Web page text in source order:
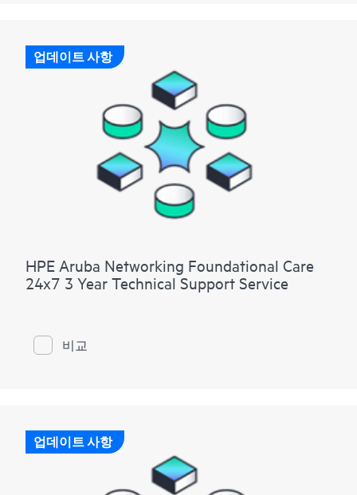
업데이트 사항
HPE Aruba Networking Foundational Care
24x7 3 Year Technical Support Service
비교
업데이트 사항